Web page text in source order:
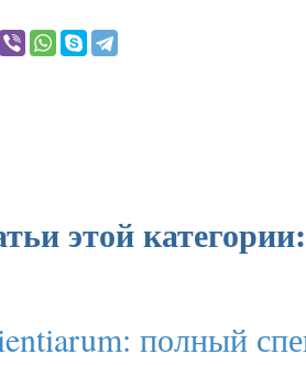
этой категории:
полный